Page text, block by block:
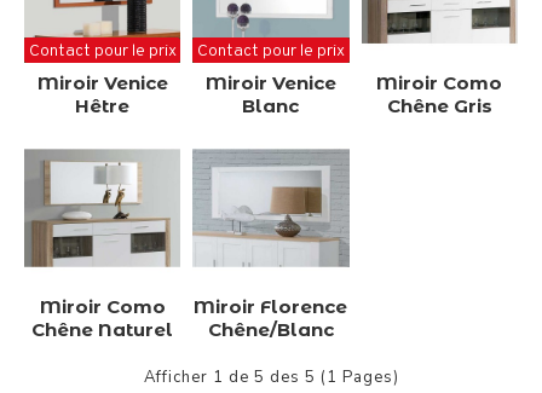
Contact pour le prix
Miroir Venice
Hêtre
Contact pour le prix
Miroir Venice
Blanc
Miroir Como
Chêne Gris
Miroir Como
Chêne Naturel
Miroir Florence
Chêne/Blanc
Afficher 1 de 5 des 5 (1 Pages)